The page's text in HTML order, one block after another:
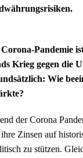
Pandemie
Krieg gegen die
Wie
der Corona
Zinsen auf
zu stützen.